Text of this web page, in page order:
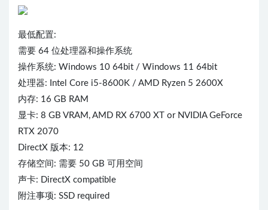
最低配置:
需要 64 位处理器和操作系统
操作系统: Windows 10 64bit / Windows 11 64bit
处理器: Intel Core i5-8600K / AMD Ryzen 5 2600X
内存: 16 GB RAM
显卡: 8 GB VRAM, AMD RX 6700 XT or NVIDIA GeForce
RTX 2070
DirectX 版本: 12
存储空间: 需要 50 GB 可用空间
声卡: DirectX compatible
附注事项: SSD required